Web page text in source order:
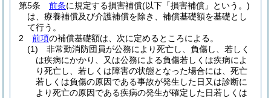
第5条
前条に規定する損害補償(以下「損害補償」という。)
は、療養補償及び介護補償を除き、補償基礎額を基礎とし
て行う。
2
前項の補償基礎額は、次に定めるところによる。
(1)
非常勤消防団員が公務により死亡し、負傷し、若しく
は疾病にかかり、又は公務による負傷若しくは疾病によ
り死亡し、若しくは障害の状態となった場合には、死亡
若しくは負傷の原因である事故が発生した日又は診断に
より死亡の原因である疾病の発生が確定した日若しくは